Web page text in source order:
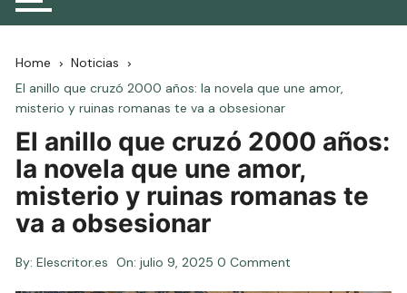
Home
Noticias
El anillo que cruzó 2000 años: la novela que une amor,
misterio y ruinas romanas te va a obsesionar
El anillo que cruzó 2000 años:
la novela que une amor,
misterio y ruinas romanas te
va a obsesionar
By: Elescritor.es On:julio 9, 2025 0 Comment